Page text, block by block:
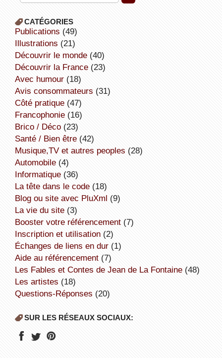
CATÉGORIES
publications (49)
illustrations (21)
découvrir le monde(40)
découvrir la France(23)
avec humour(18)
avis consommateurs (31)
côté pratique(47)
Francophonie(16)
Brico / Déco(23)
Santé / Bien être(42)
Musique,TV et autres peoples (28)
Automobile(4)
informatique(36)
la tête dans le code(18)
Blog ou site avec PluXml (9)
la vie du site(3)
booster votre référencement(7)
inscription et utilisation(2)
échanges de liens en dur(1)
aide au référencement(7)
Les Fables et Contes de Jean de La Fontaine(48)
Les artistes (18)
Questions-Réponses (20)
SUR LES RÉSEAUX SOCIAUX: